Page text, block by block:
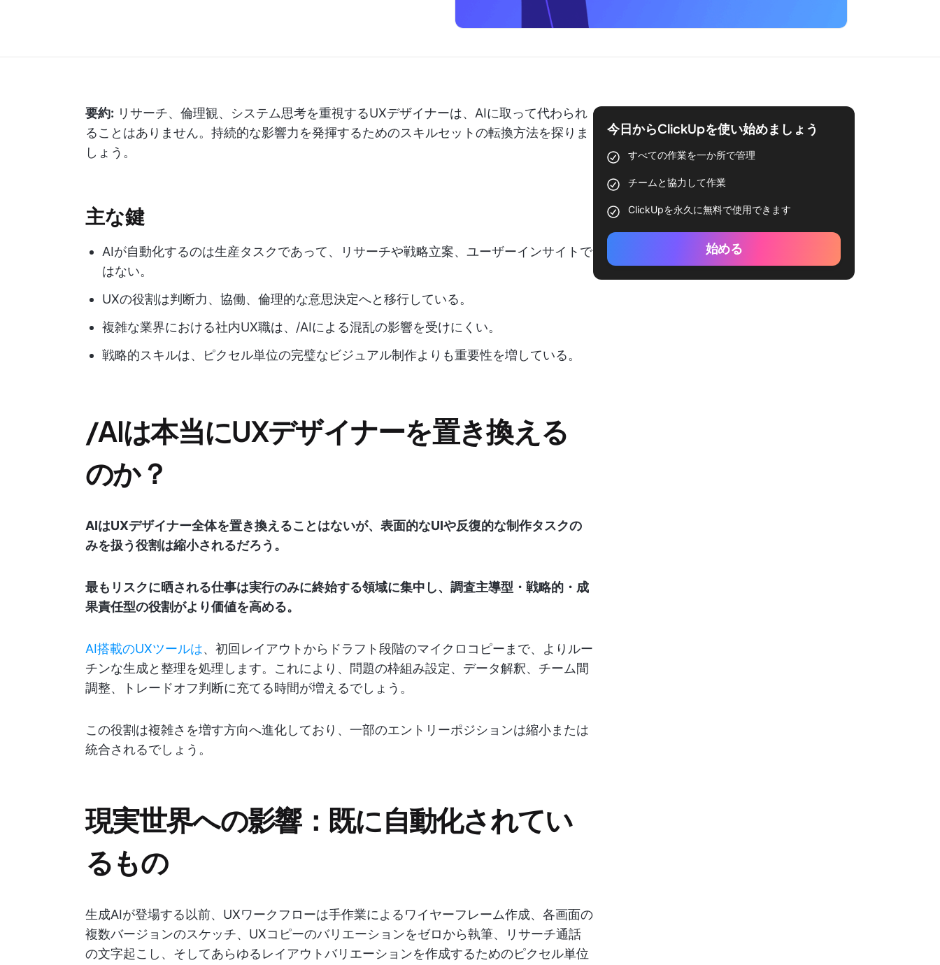
要約: リサーチ、倫理観、システム思考を重視するUXデザイナーは、AIに取って代わられ
ることはありません。持続的な影響力を発揮するためのスキルセットの転換方法を探りま
しょう。
主な鍵
AIが自動化するのは生産タスクであって、リサーチや戦略立案、ユーザーインサイトで
はない。
UXの役割は判断力、協働、倫理的な意思決定へと移行している。
複雑な業界における社内UX職は、/AIによる混乱の影響を受けにくい。
戦略的スキルは、ピクセル単位の完璧なビジュアル制作よりも重要性を増している。
/AIは本当にUXデザイナーを置き換える
のか？
AIはUXデザイナー全体を置き換えることはないが、表面的なUIや反復的な制作タスクの
みを扱う役割は縮小されるだろう。
最もリスクに晒される仕事は実行のみに終始する領域に集中し、調査主導型・戦略的・成
果責任型の役割がより価値を高める。
AI搭載のUXツールは、初回レイアウトからドラフト段階のマイクロコピーまで、よりルー
チンな生成と整理を処理します。これにより、問題の枠組み設定、データ解釈、チーム間
調整、トレードオフ判断に充てる時間が増えるでしょう。
この役割は複雑さを増す方向へ進化しており、一部のエントリーポジションは縮小または
統合されるでしょう。
現実世界への影響：既に自動化されてい
るもの
生成AIが登場する以前、UXワークフローは手作業によるワイヤーフレーム作成、各画面の
複数バージョンのスケッチ、UXコピーのバリエーションをゼロから執筆、リサーチ通話
の文字起こし、そしてあらゆるレイアウトバリエーションを作成するためのピクセル単位
今日からClickUpを使い始めましょう
すべての作業を一か所で管理
チームと協力して作業
ClickUpを永久に無料で使用できます
始める